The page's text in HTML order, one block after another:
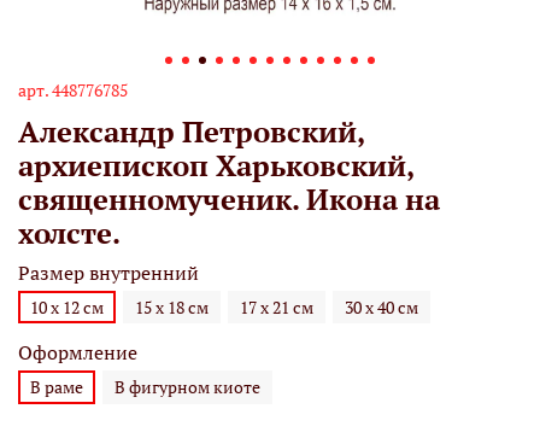
арт.448776785
Александр Петровский,
архиепископ Харьковский,
священномученик. Икона на
холсте.
Размер внутренний
10 х 12 см 15 х 18 см 17 х 21 см 30 х 40 см
Оформление
В раме В фигурном киоте